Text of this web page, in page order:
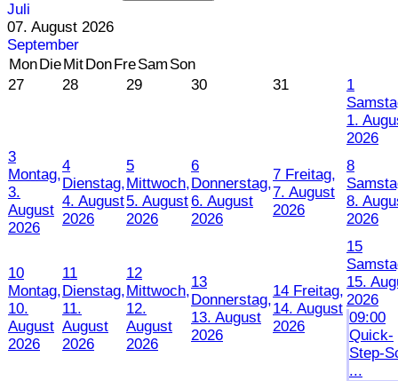
Juli
07. August 2026
September
Mon Die Mit Don FreSam Son
27
28 29 30 31
1
1.
2026
3
Montag,
3.
August
2026
4
Dienstag,
4. August
2026
5
Mittwoch,
5. August
2026
6
Donnerstag,
6. August
2026
7 Freitag,
7. August
2026
8
8.
2026
10
Montag,
10.
August
2026
11
Dienstag,
11.
August
2026
12
Mittwoch,
12.
August
2026
13
Donnerstag,
13. August
2026
14 Freitag,
14. August
2026
15
15.
2026
09:00
Quick-
Step-
...